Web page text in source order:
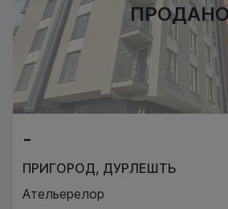
-
ПРИГОРОД, ДУРЛЕШТЬ
Ательерелор